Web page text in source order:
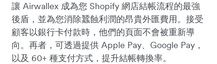
讓 Airwallex 成為您 Shopify 網店結帳流程的最強
後盾，並為您消除蠶蝕利潤的昂貴外匯費用。接受
顧客以銀行卡付款時，他們的頁面不會被重新導
向。再者，可透過提供 Apple Pay、Google Pay，
以及 60+ 種支付方式，提升結帳轉換率。